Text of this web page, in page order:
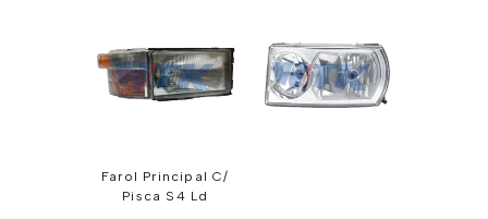
Farol Principal C/
Pisca S4 Ld